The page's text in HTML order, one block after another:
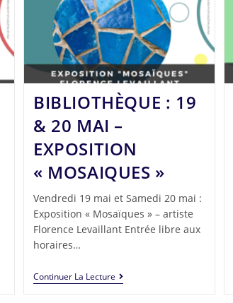
BIBLIOTHÈQUE : 19
& 20 MAI –
EXPOSITION
« MOSAIQUES »
Vendredi 19 mai et Samedi 20 mai :
Exposition « Mosaïques » – artiste
Florence Levaillant Entrée libre aux
horaires…
Continuer La Lecture